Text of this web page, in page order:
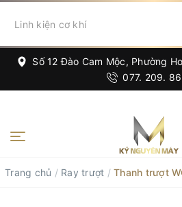
Số 12 Đào Cam Mộc, Phường
077. 209.
Trang chủ / Ray trượt / Thanh trượt